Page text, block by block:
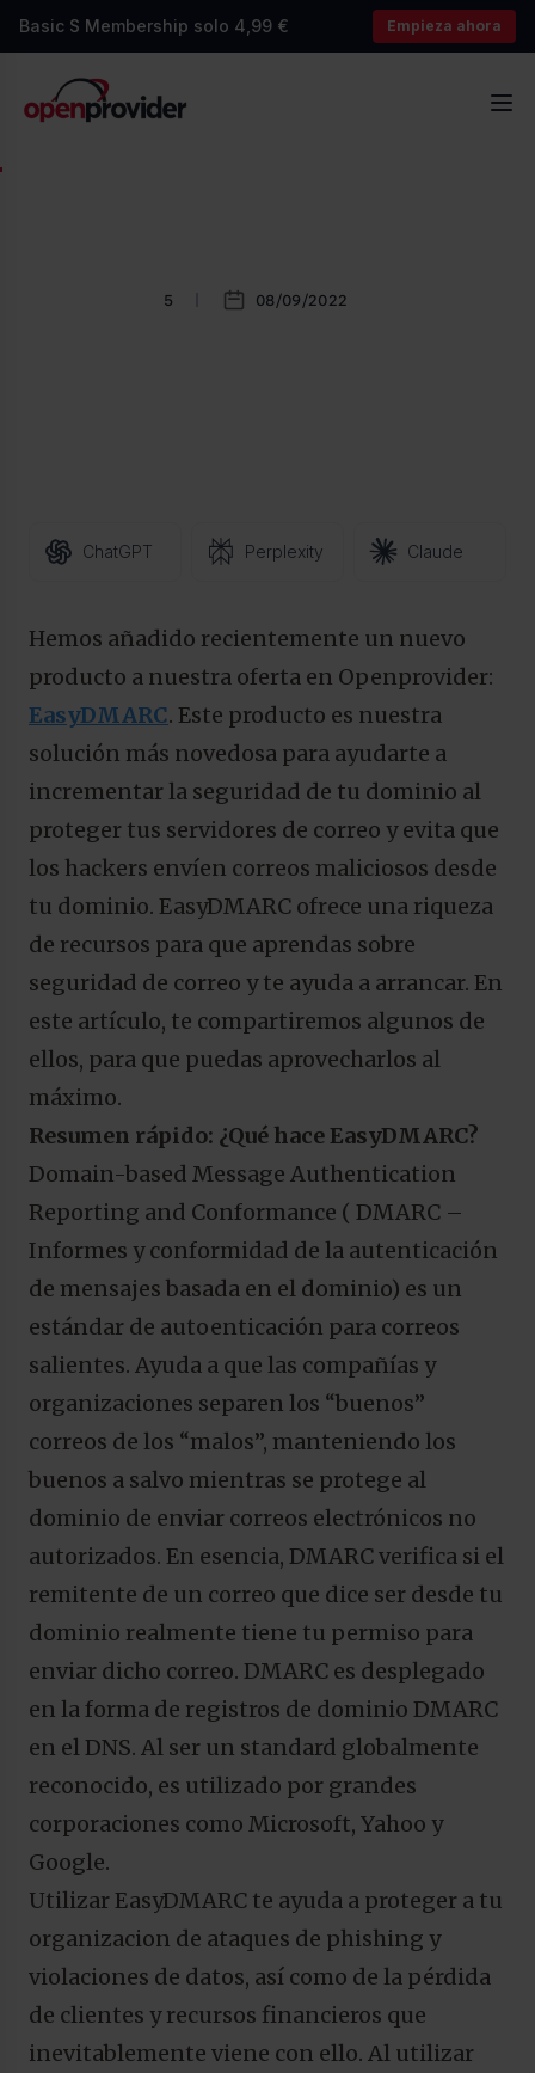
Basic S Membership solo 4,99 € Empieza ahora
OpenProvider
5 08/09/2022
ChatGPT Perplexity Claude
Hemos añadido recientemente un nuevo
producto a nuestra oferta en Openprovider:
EasyDMARC. Este producto es nuestra
solución más novedosa para ayudarte a
incrementar la seguridad de tu dominio al
proteger tus servidores de correo y evita que
los hackers envíen correos maliciosos desde
tu dominio. EasyDMARC ofrece una riqueza
de recursos para que aprendas sobre
seguridad de correo y te ayuda a arrancar. En
este artículo, te compartiremos algunos de
ellos, para que puedas aprovecharlos al
máximo.
Resumen rápido: ¿Qué hace EasyDMARC?
Domain-based Message Authentication
Reporting and Conformance ( DMARC –
Informes y conformidad de la autenticación
de mensajes basada en el dominio) es un
estándar de autoenticación para correos
salientes. Ayuda a que las compañías y
organizaciones separen los “buenos”
correos de los “malos”, manteniendo los
buenos a salvo mientras se protege al
dominio de enviar correos electrónicos no
autorizados. En esencia, DMARC verifica si el
remitente de un correo que dice ser desde tu
dominio realmente tiene tu permiso para
enviar dicho correo. DMARC es desplegado
en la forma de registros de dominio DMARC
en el DNS. Al ser un standard globalmente
reconocido, es utilizado por grandes
corporaciones como Microsoft, Yahoo y
Google.
Utilizar EasyDMARC te ayuda a proteger a tu
organizacion de ataques de phishing y
violaciones de datos, así como de la pérdida
de clientes y recursos financieros que
inevitablemente viene con ello. Al utilizar